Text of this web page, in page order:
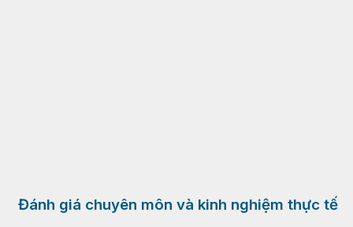
Đánh giá chuyên môn và kinh nghiệm thực tế